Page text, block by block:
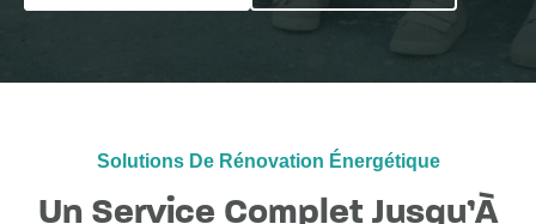
Solutions De Rénovation Énergétique
Un Service Complet Jusqu’À